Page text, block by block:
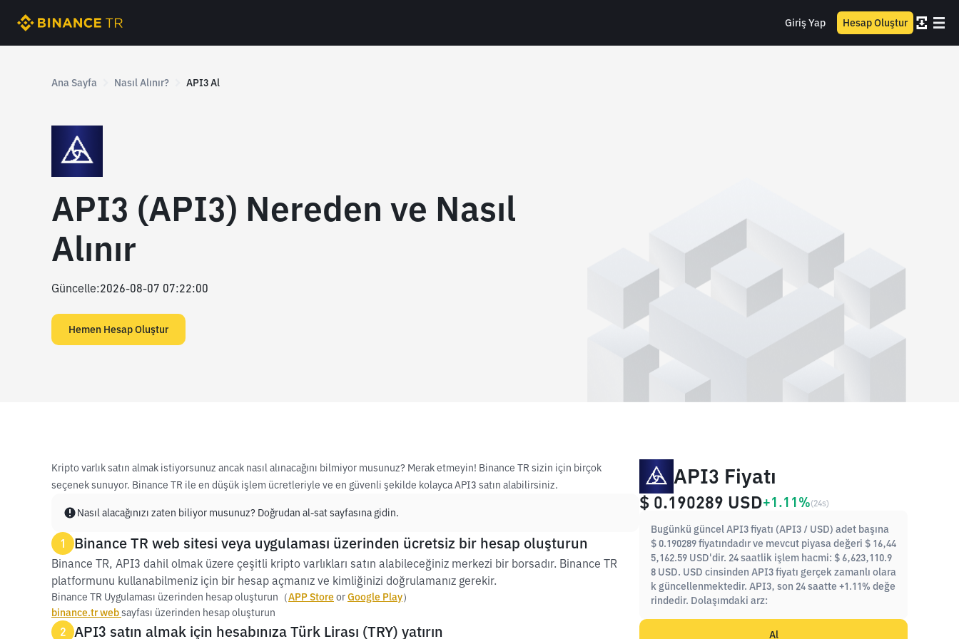
Giriş Yap Hesap Oluştur
Ana Sayfa Nasıl Alınır? API3 Al
API3 (API3) Nereden ve Nasıl
Alınır
Güncelle:2026-08-07 07:22:00
Hemen Hesap Oluştur
Kripto varlık satın almak istiyorsunuz ancak nasıl alınacağını bilmiyor musunuz? Merak etmeyin! Binance TR sizin için birçok
seçenek sunuyor. Binance TR ile en düşük işlem ücretleriyle ve en güvenli şekilde kolayca API3 satın alabilirsiniz.
Nasıl alacağınızı zaten biliyor musunuz? Doğrudan al-sat sayfasına gidin.
1 Binance TR web sitesi veya uygulaması üzerinden ücretsiz bir hesap oluşturun
Binance TR, API3 dahil olmak üzere çeşitli kripto varlıkları satın alabileceğiniz merkezi bir borsadır. Binance TR
platformunu kullanabilmeniz için bir hesap açmanız ve kimliğinizi doğrulamanız gerekir.
Binance TR Uygulaması üzerinden hesap oluşturun（APP StoreorGoogle Play）
binance.tr websayfası üzerinden hesap oluşturun
2 API3 satın almak için hesabınıza Türk Lirası (TRY) yatırın
API3 Fiyatı
$ 0.190289 USD+1.11%(24s)
Bugünkü güncel API3 fiyatı (API3 / USD) adet başına
$ 0.190289 fiyatındadır ve mevcut piyasa değeri $ 16,44
5,162.59 USD'dir. 24 saatlik işlem hacmi: $ 6,623,110.9
8 USD. USD cinsinden API3 fiyatı gerçek zamanlı olara
k güncellenmektedir. API3, son 24 saatte +1.11% değe
rindedir. Dolaşımdaki arz:
Al